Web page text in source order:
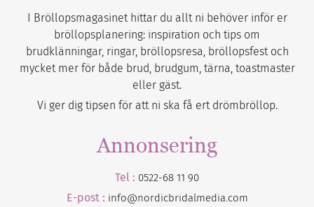
I Bröllopsmagasinet hittar du allt ni behöver inför er
bröllopsplanering: inspiration och tips om
brudklänningar, ringar, bröllopsresa, bröllopsfest och
mycket mer för både brud, brudgum, tärna, toastmaster
eller gäst.
Vi ger dig tipsen för att ni ska få ert drömbröllop.
Annonsering
Tel : 0522-68 11 90
E-post : info@nordicbridalmedia.com